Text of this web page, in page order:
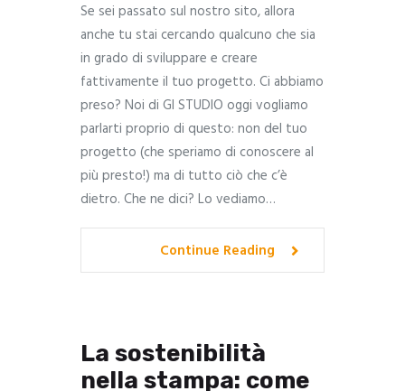
Se sei passato sul nostro sito, allora
anche tu stai cercando qualcuno che sia
in grado di sviluppare e creare
fattivamente il tuo progetto. Ci abbiamo
preso? Noi di GI STUDIO oggi vogliamo
parlarti proprio di questo: non del tuo
progetto (che speriamo di conoscere al
più presto!) ma di tutto ciò che c’è
dietro. Che ne dici? Lo vediamo…
Continue Reading
La sostenibilità
nella stampa: come